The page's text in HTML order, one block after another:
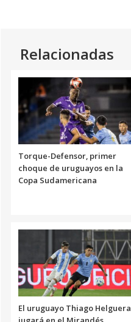
Relacionadas
Torque-Defensor, primer
choque de uruguayos en la
Copa Sudamericana
El uruguayo Thiago Helguera